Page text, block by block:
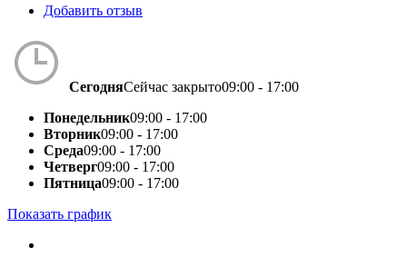
Добавить отзыв
СегодняСейчас закрыто09:00 - 17:00
Понедельник09:00 - 17:00
Вторник09:00 - 17:00
Среда09:00 - 17:00
Четверг09:00 - 17:00
Пятница09:00 - 17:00
Показать график